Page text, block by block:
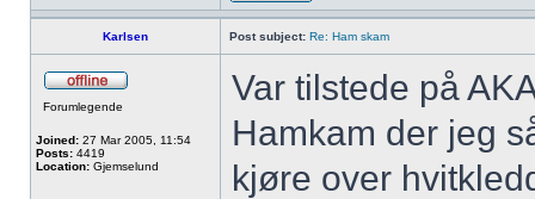
Karlsen Post subject: Re: Ham skam
Forumlegende
Joined: 27 Mar 2005, 11:54
Posts: 4419
Location: Gjemselund
Var tilstede på
Hamkam der jeg
kjøre over